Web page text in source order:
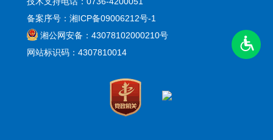
备案序号：湘ICP备09006212号-1
湘公网安备：43078102000210号
网站标识码：4307810014